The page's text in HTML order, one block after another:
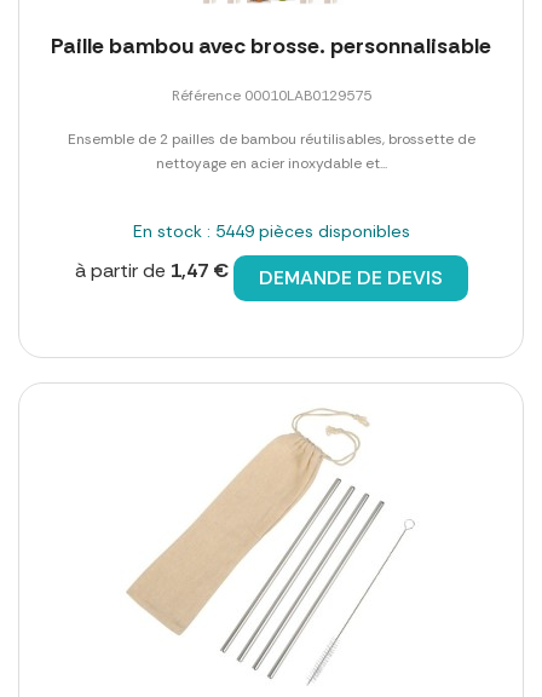
Paille bambou avec brosse. personnalisable
Référence 00010LAB0129575
Ensemble de 2 pailles de bambou réutilisables, brossette de
nettoyage en acier inoxydable et...
En stock : 5449 pièces disponibles
à partir de 1,47 € DEMANDE DE DEVIS